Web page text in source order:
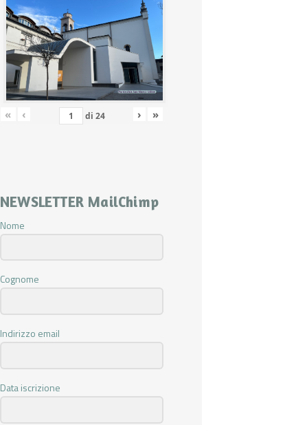
« ‹ di 24 › »
NEWSLETTER MailChimp
Nome
Cognome
Indirizzo email
Data iscrizione